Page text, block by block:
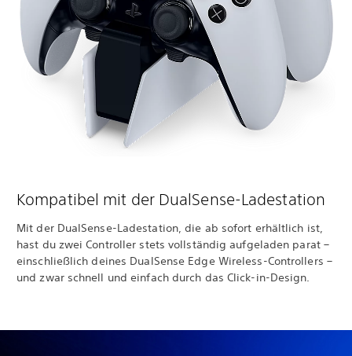
Kompatibel mit der DualSense-Ladestation
Mit der DualSense-Ladestation, die ab sofort erhältlich ist,
hast du zwei Controller stets vollständig aufgeladen parat –
einschließlich deines DualSense Edge Wireless-Controllers –
und zwar schnell und einfach durch das Click-in-Design.